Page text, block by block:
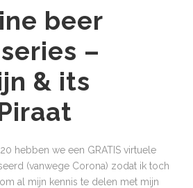
beer
–
& its
hebben we een GRATIS virtuele
(vanwege Corona) zodat ik toch
al mijn kennis te delen met mijn